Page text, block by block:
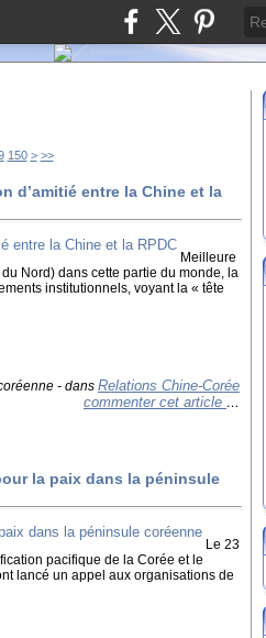
150 160
170
180
190
200
> >>
d’amitié entre la Chine et la
Meilleure
Nord) dans cette partie du monde, la
institutionnels, voyant la « tête
- dans Relations Chine-Corée
commenter cet article …
la paix dans la péninsule
Le 23
pacifique de la Corée et le
lancé un appel aux organisations de